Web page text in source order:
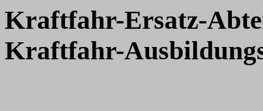
Kraftfahr-Ersatz-
Kraftfahr-